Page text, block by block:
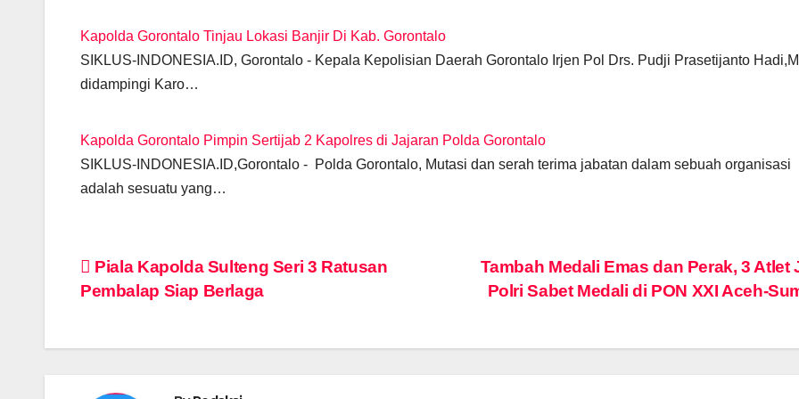
k
Kapolda Gorontalo Tinjau Lokasi Banjir Di Kab. Gorontalo
SIKLUS-INDONESIA.ID, Gorontalo - Kepala Kepolisian Daerah Gorontalo Irjen Pol Drs. Pudji Prasetijanto
didampingi Karo…
Kapolda Gorontalo Pimpin Sertijab 2 Kapolres di Jajaran Polda Gorontalo
SIKLUS-INDONESIA.ID,Gorontalo - Polda Gorontalo, Mutasi dan serah terima jabatan dalam sebuah organisasi
adalah sesuatu yang…
Post
navigation
Tambah Medali Emas dan Perak, 3 Atlet
Polri Sabet Medali di PON XXI Aceh-
Piala Kapolda Sulteng Seri 3 Ratusan
Pembalap Siap Berlaga